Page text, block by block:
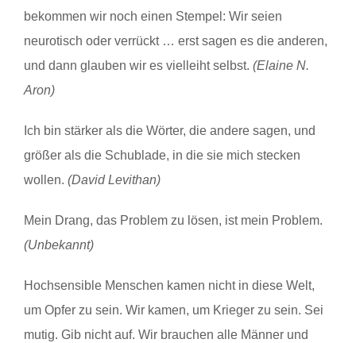
bekommen wir noch einen Stempel: Wir seien
neurotisch oder verrückt … erst sagen es die anderen,
und dann glauben wir es vielleiht selbst. (Elaine N.
Aron)
Ich bin stärker als die Wörter, die andere sagen, und
größer als die Schublade, in die sie mich stecken
wollen. (David Levithan)
Mein Drang, das Problem zu lösen, ist mein Problem.
(Unbekannt)
Hochsensible Menschen kamen nicht in diese Welt,
um Opfer zu sein. Wir kamen, um Krieger zu sein. Sei
mutig. Gib nicht auf. Wir brauchen alle Männer und